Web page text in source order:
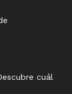
cuál